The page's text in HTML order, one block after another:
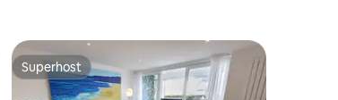
Superhost
Superhost